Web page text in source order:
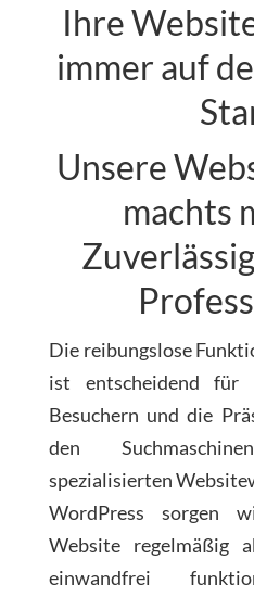
Ihre
immer auf
Unsere
machts
Die reibungslose
ist entscheidend
Besuchern und die
den
spezialisierten
WordPress sorgen
Website regelmäßig
einwandfrei